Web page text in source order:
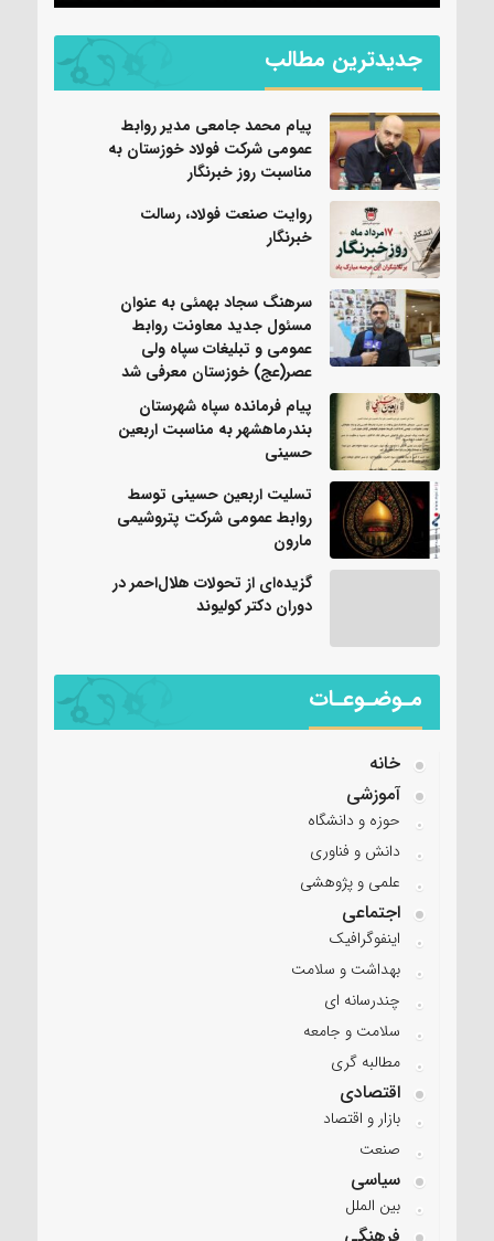
جدیدترین مطالب
پیام محمد جامعی مدیر روابط
عمومی شرکت فولاد خوزستان به
مناسبت روز خبرنگار
روایت صنعت فولاد،‌ رسالت
خبرنگار
سرهنگ سجاد بهمئی به عنوان
مسئول جدید معاونت روابط
عمومی و تبلیغات سپاه ولی
عصر(عج) خوزستان معرفی شد
پیام فرمانده سپاه شهرستان
بندرماهشهر به مناسبت اربعین
حسینی
تسلیت اربعین حسینی توسط
روابط عمومی شرکت پتروشیمی
مارون
گزیده‌ای از تحولات هلال‌احمر در
دوران دکتر کولیوند
مـوضـوعـات
خانه
آموزشی
حوزه و دانشگاه
دانش و فناوری
علمی و پژوهشی
اجتماعی
اینفوگرافیک
بهداشت و سلامت
چندرسانه ای
سلامت و جامعه
مطالبه گری
اقتصادی
بازار و اقتصاد
صنعت
سیاسی
بین الملل